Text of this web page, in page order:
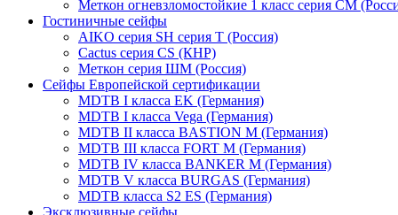
Меткон огневзломостойкие 1 класс серия СМ
Гостиничные сейфы
AIKO серия SH серия Т (Россия)
Cactus серия CS (КНР)
Меткон серия ШМ (Россия)
Сейфы Европейской сертификации
MDTB I класса EK (Германия)
MDTB I класса Vega (Германия)
MDTB II класса BASTION M (Германия)
MDTB III класса FORT M (Германия)
MDTB IV класса BANKER M (Германия)
MDTB V класса BURGAS (Германия)
MDTB класса S2 ES (Германия)
Эксклюзивные сейфы